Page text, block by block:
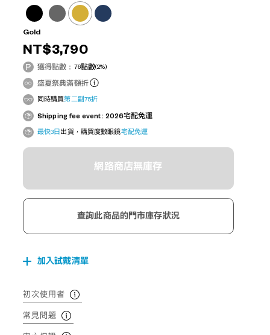
Gold
NT$3,790
獲得點數： 76點數(2%)
盛夏祭典滿額折
同時購買第二副75折
Shipping fee event : 2026宅配免運
最快3日 出貨，購買度數眼鏡宅配免運
網路商店無庫存
查詢此商品的門市庫存狀況
加入試戴清單
初次使用者
常見問題